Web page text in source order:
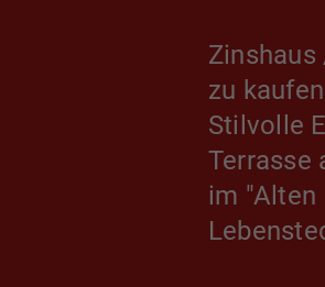
zu
Stilvolle
Terrasse
im "Alten